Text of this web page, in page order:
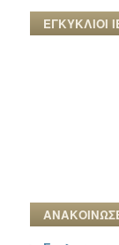
ΕΓΚΥΚΛΙΟΙ